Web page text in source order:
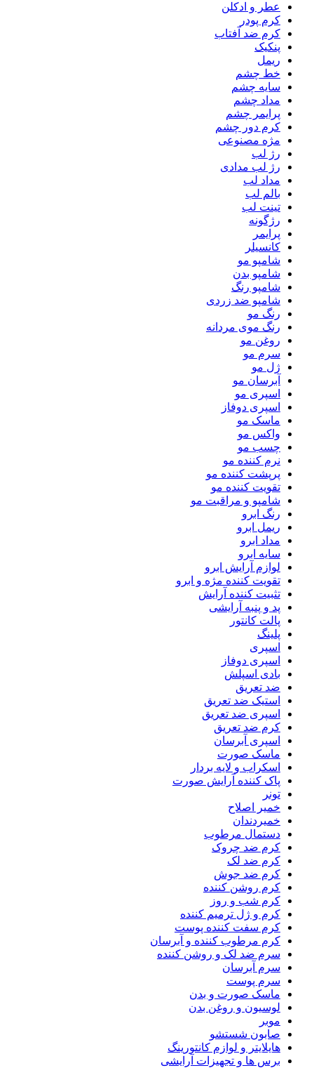
عطر و ادکلن
کرم پودر
کرم ضد آفتاب
پنکیک
ریمل
خط چشم
سایه چشم
مداد چشم
پرایمر چشم
کرم دور چشم
مژه مصنوعی
رژ لب
رژ لب مدادی
مداد لب
بالم لب
تینت لب
رژگونه
پرایمر
کانسیلر
شامپو مو
شامپو بدن
شامپو رنگ
شامپو ضد زردی
رنگ مو
رنگ موی مردانه
روغن مو
سرم مو
ژل مو
آبرسان مو
اسپری مو
اسپری دوفاز
ماسک مو
واکس مو
چسب مو
نرم کننده مو
پرپشت کننده مو
تقویت کننده مو
شامپو و مراقبت مو
رنگ ابرو
ریمل ابرو
مداد ابرو
سایه ابرو
لوازم آرایش ابرو
تقویت کننده مژه و ابرو
تثبیت کننده آرایش
پد و پنبه آرایشی
پالت کانتور
پلینگ
اسپری
اسپری دوفاز
بادی اسپلش
ضد تعریق
استیک ضد تعریق
اسپری ضد تعریق
کرم ضد تعریق
اسپری آبرسان
ماسک صورت
اسکراب و لایه بردار
پاک کننده آرایش صورت
تونر
خمیر اصلاح
خمیردندان
دستمال مرطوب
کرم ضد چروک
کرم ضد لک
کرم ضد جوش
کرم روشن کننده
کرم شب و روز
کرم و ژل ترمیم کننده
کرم سفت کننده پوست
کرم مرطوب کننده و آبرسان
سرم ضد لک و روشن کننده
سرم آبرسان
سرم پوست
ماسک صورت و بدن
لوسیون و روغن بدن
موبر
صابون شستشو
هایلایتر و لوازم کانتورینگ
برس ها و تجهیزات آرایشی